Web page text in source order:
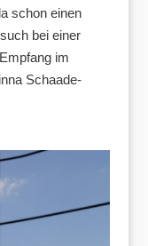
schon einen
bei einer
im
Schaade-